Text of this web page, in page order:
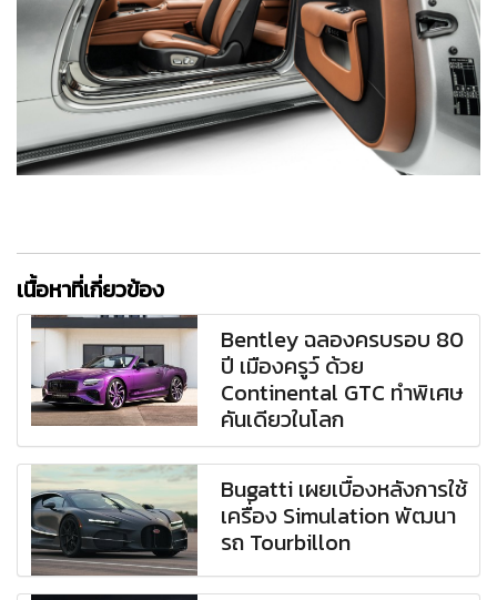
เนื้อหาที่เกี่ยวข้อง
Bentley ฉลองครบรอบ 80
ปี เมืองครูว์ ด้วย
Continental GTC ทำพิเศษ
คันเดียวในโลก
Bugatti เผยเบื้องหลังการใช้
เครื่อง Simulation พัฒนา
รถ Tourbillon